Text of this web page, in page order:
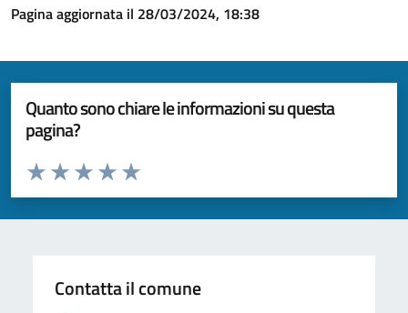
Pagina aggiornata il 28/03/2024, 18:38
Quanto sono chiare le informazioni su questa
pagina?
Valuta da 1 a 5 stelle la pagina
Valuta 5 stelle su 5
Valuta 4 stelle su 5
Valuta 3 stelle su 5
Valuta 2 stelle su 5
Valuta 1 stelle su 5
Contatta il comune